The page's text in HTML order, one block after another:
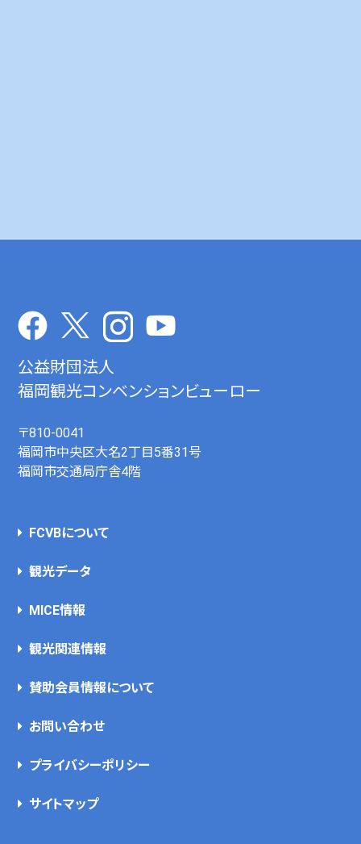
公益財団法人
福岡観光コンベンションビューロー
〒810-0041
福岡市中央区大名2丁目5番31号
福岡市交通局庁舎4階
FCVBについて
観光データ
MICE情報
観光関連情報
賛助会員情報について
お問い合わせ
プライバシーポリシー
サイトマップ